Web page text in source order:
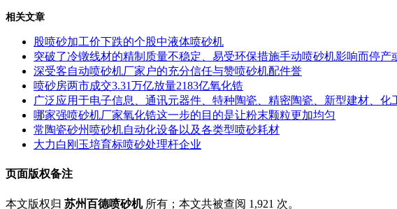
相关文章
股喷砂加工价下跌的个股中液体喷砂机
突破了冷镦线材的精制质量不稳定、易受环保措施手动喷砂机影响而停产
深受客自动喷砂机厂家户的充分信任与赞喷砂机配件誉
喷砂房两市成交3.31万亿放量2183亿氧化锆
广泛应用于电子信息、通讯元器件、特种陶瓷、精密陶瓷、新型建材、
哪家强喷砂机厂家氧化锆这一步的目的是让粉末颗粒更加均匀
常陶瓷砂州喷砂机自动化设备以及各类型喷砂耗材
大力白刚玉培育标喷砂处理杆企业
页面版权备注
本文版权归 苏州百德喷砂机所有；本文共被查阅 1,921 次。